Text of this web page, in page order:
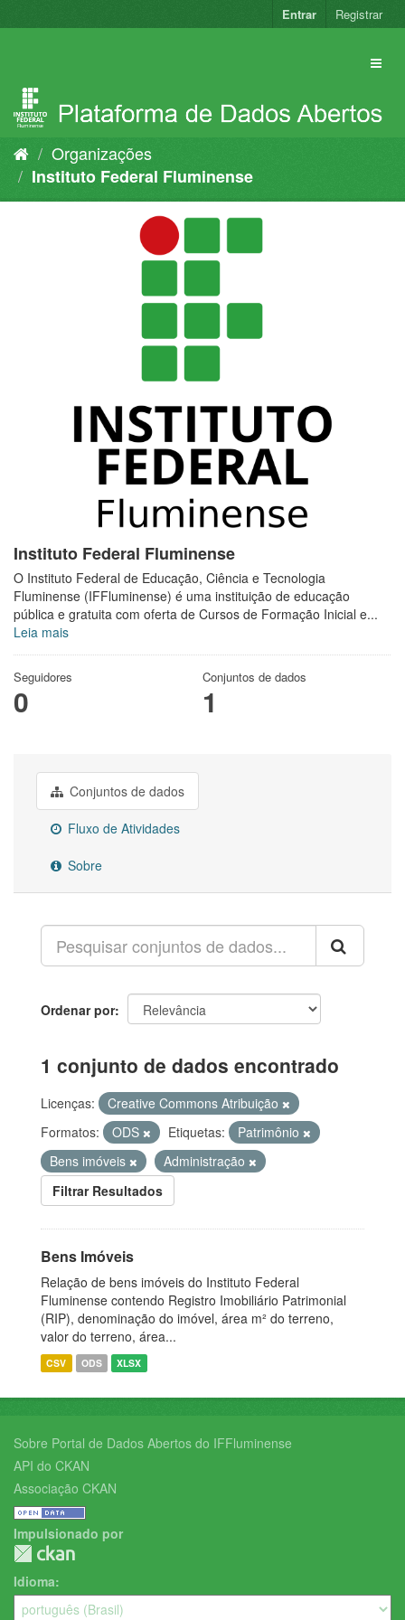
para
Entrar Registrar
Organizações
Instituto Federal Fluminense
Instituto Federal Fluminense
O Instituto Federal de Educação, Ciência e Tecnologia
Fluminense (IFFluminense) é uma instituição de educação
pública e gratuita com oferta de Cursos de Formação Inicial e...
Leia mais
Seguidores
0
Conjuntos de dados
1
Conjuntos de dados
Fluxo de Atividades
Sobre
Ordenar por
1 conjunto de dados encontrado
Licenças:
Creative Commons Atribuição
Formatos:
ODS Etiquetas:
Patrimônio
Bens imóveis
Administração
Filtrar Resultados
Bens Imóveis
Relação de bens imóveis do Instituto Federal
Fluminense contendo Registro Imobiliário Patrimonial
(RIP), denominação do imóvel, área m² do terreno,
valor do terreno, área...
CSV ODS XLSX
Sobre Portal de Dados Abertos do IFFluminense
API do CKAN
Associação CKAN
Impulsionado por
Idioma